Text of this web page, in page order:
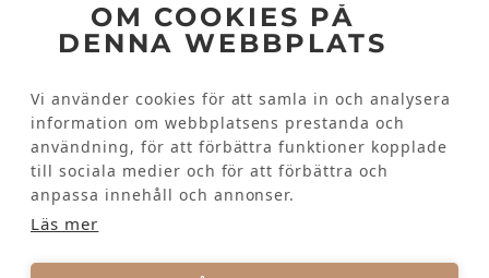
OM COOKIES PÅ
DENNA WEBBPLATS
Vi använder cookies för att samla in och analysera
information om webbplatsens prestanda och
användning, för att förbättra funktioner kopplade
till sociala medier och för att förbättra och
anpassa innehåll och annonser.
Läs mer
Facebook
Kundinformation
Kontakta oss